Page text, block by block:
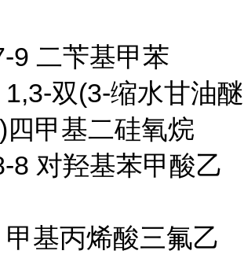
9 二苄基甲苯
双(3-缩水甘油醚
四甲基二硅氧烷
8 对羟基苯甲酸乙
基丙烯酸三氟乙